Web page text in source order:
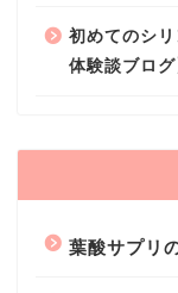
初めてのシ
体験談ブログ
葉酸サプリ